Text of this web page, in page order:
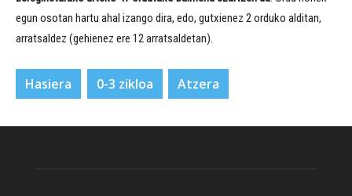
egun osotan hartu ahal izango dira, edo, gutxienez 2 orduko alditan,
arratsaldez (gehienez ere 12 arratsaldetan).
Hasiera 0-3 zikloa Atzera